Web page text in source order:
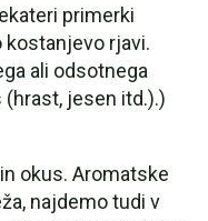
primerki
kostanjevo rjavi.
ali odsotnega
jesen itd.).)
okus. Aromatske
najdemo tudi v